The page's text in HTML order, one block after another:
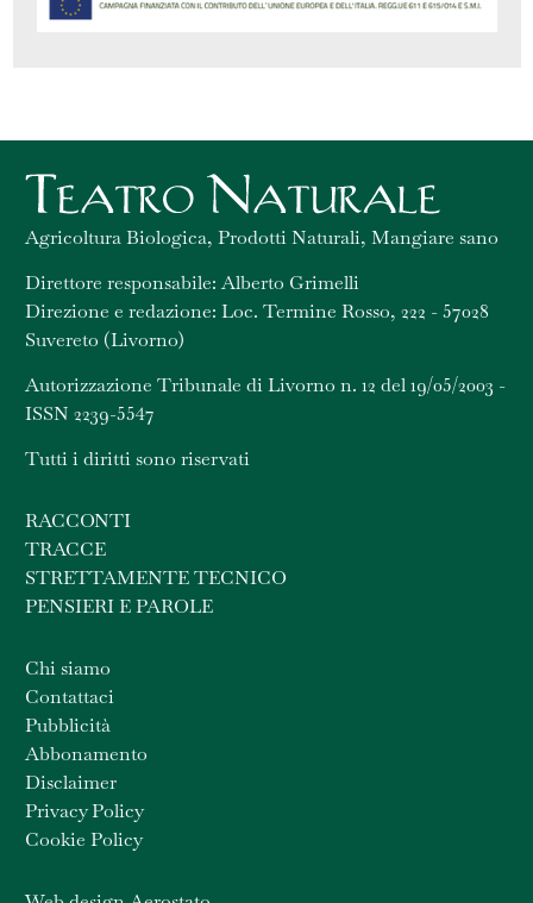
Agricoltura Biologica, Prodotti Naturali, Mangiare sano
Direttore responsabile: Alberto Grimelli
Direzione e redazione: Loc. Termine Rosso, 222 - 57028
Suvereto (Livorno)
Autorizzazione Tribunale di Livorno n. 12 del 19/05/2003 -
ISSN 2239-5547
Tutti i diritti sono riservati
RACCONTI
TRACCE
STRETTAMENTE TECNICO
PENSIERI E PAROLE
Chi siamo
Contattaci
Pubblicità
Abbonamento
Disclaimer
Privacy Policy
Cookie Policy